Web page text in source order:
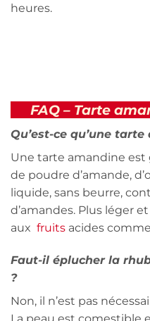
heures.
FAQ – Tarte
Qu’est-ce qu’une
Une tarte amandine est
de poudre d’amande,
liquide, sans beurre,
d’amandes. Plus léger
aux fruits acides
Faut-il éplucher la
?
Non, il n’est pas